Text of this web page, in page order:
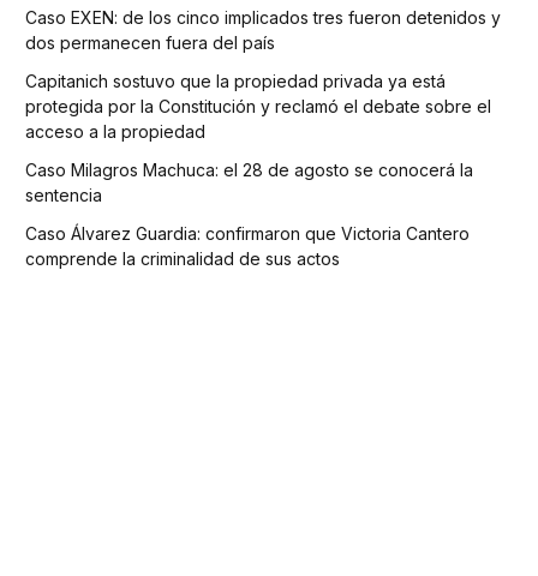
Caso EXEN: de los cinco implicados tres fueron detenidos y
dos permanecen fuera del país
Capitanich sostuvo que la propiedad privada ya está
protegida por la Constitución y reclamó el debate sobre el
acceso a la propiedad
Caso Milagros Machuca: el 28 de agosto se conocerá la
sentencia
Caso Álvarez Guardia: confirmaron que Victoria Cantero
comprende la criminalidad de sus actos